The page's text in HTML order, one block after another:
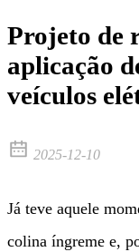
Projeto de
aplicação
veículos
2025-12-10
Já teve aquele
colina íngreme e,